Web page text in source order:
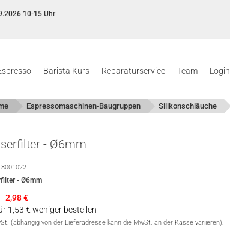
10-15 Uhr
Barista Kurs Reparaturservice Team Login
Espressomaschinen-Baugruppen Silikonschläuche
- Ø6mm
8001022
- Ø6mm
2,98€
1,53 € weniger bestellen
(abhängig von der Lieferadresse kann die MwSt. an der Kasse variieren),